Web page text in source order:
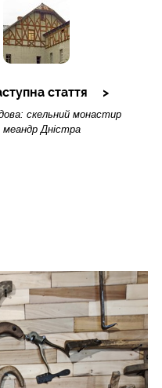
стаття
скельний монастир
Дністра